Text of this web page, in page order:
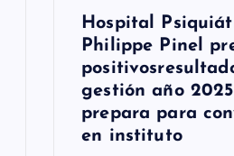
Hospital
Philippe Pinel
gestión año
prepara para
en instituto